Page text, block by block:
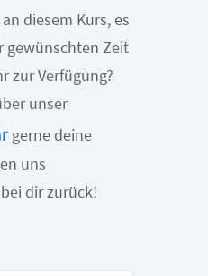
diesem Kurs, es
gewünschten Zeit
zur Verfügung?
unser
gerne deine
uns
dir zurück!